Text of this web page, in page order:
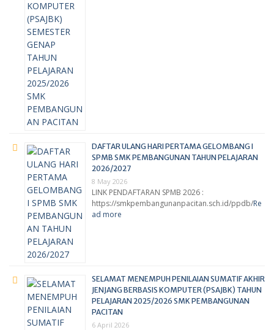
DAFTAR ULANG HARI PERTAMA GELOMBANG I
SPMB SMK PEMBANGUNAN TAHUN PELAJARAN
2026/2027
8 May 2026
LINK PENDAFTARAN SPMB 2026 :
https://smkpembangunanpacitan.sch.id/ppdb/Re
ad more
SELAMAT MENEMPUH PENILAIAN SUMATIF AKHIR
JENJANG BERBASIS KOMPUTER (PSAJBK) TAHUN
PELAJARAN 2025/2026 SMK PEMBANGUNAN
PACITAN
6 April 2026